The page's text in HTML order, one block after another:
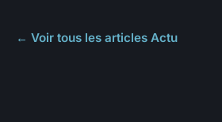
← Voir tous les articles Actu